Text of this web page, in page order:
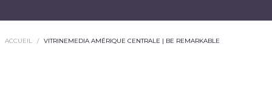
ACCUEIL VITRINEMEDIA AMÉRIQUE CENTRALE | BE REMARKABLE